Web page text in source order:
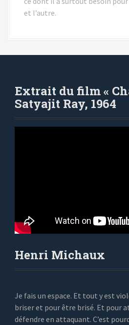
et l’autre.
Extrait du film «
Satyajit Ray, 1964
Henri Michaux
Je fais un espace. Et tout y est
briser et pour être brisé. Et pour
défendre en attaquant. C’est